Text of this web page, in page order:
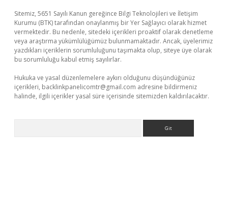
Sitemiz, 5651 Sayılı Kanun gereğince Bilgi Teknolojileri ve İletişim
Kurumu (BTK) tarafından onaylanmış bir Yer Sağlayıcı olarak hizmet
vermektedir. Bu nedenle, sitedeki içerikleri proaktif olarak denetleme
veya araştırma yükümlülüğümüz bulunmamaktadır. Ancak, üyelerimiz
yazdıkları içeriklerin sorumluluğunu taşımakta olup, siteye üye olarak
bu sorumluluğu kabul etmiş sayılırlar.
Hukuka ve yasal düzenlemelere aykırı olduğunu düşündüğünüz
içerikleri, backlinkpanelicomtr@gmail.com adresine bildirmeniz
halinde, ilgili içerikler yasal süre içerisinde sitemizden kaldırılacaktır.